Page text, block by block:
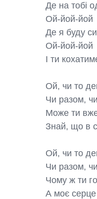
Де на тобі
Ой-йой-йой
Де я буду
Ой-йой-йой
І ти
Ой, чи то
Чи разом,
Може ти
Знай, що в
Ой, чи то
Чи разом,
Чому ж ти
А моє